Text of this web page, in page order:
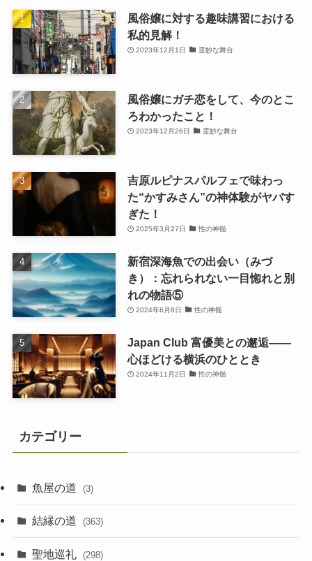
風俗嬢に対する趣味講習における
私的見解！
2023年12月1日 霊妙な舞台
風俗嬢にガチ恋をして、今のとこ
ろわかったこと！
2023年12月26日 霊妙な舞台
吉原ルピナスパルフェで味わっ
た“かすみさん”の神体験がヤバす
ぎた！
2025年3月27日 性の神髄
新宿深海魚での出会い（みづ
き）：忘れられない一目惚れと別
れの物語⑤
2024年6月8日 性の神髄
Japan Club 富優美との邂逅――
心ほどける横浜のひととき
2024年11月2日 性の神髄
カテゴリー
魚屋の道 (3)
結縁の道 (363)
聖地巡礼 (298)